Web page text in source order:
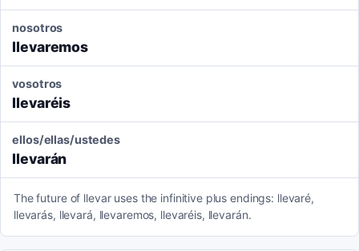
nosotros
llevaremos
vosotros
llevaréis
ellos/ellas/ustedes
llevarán
The future of llevar uses the infinitive plus endings: llevaré,
llevarás, llevará, llevaremos, llevaréis, llevarán.